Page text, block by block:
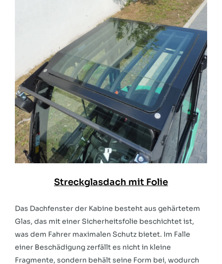
Streckglasdach mit Folie
Das Dachfenster der Kabine besteht aus gehärtetem
Glas, das mit einer Sicherheitsfolie beschichtet ist,
was dem Fahrer maximalen Schutz bietet. Im Falle
einer Beschädigung zerfällt es nicht in kleine
Fragmente, sondern behält seine Form bei, wodurch